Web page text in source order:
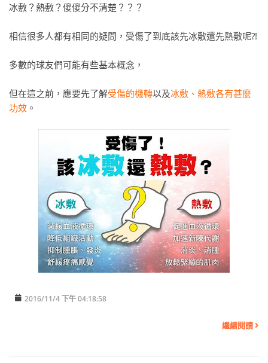
冰敷？熱敷？傻傻分不清楚？？？
相信很多人都有相同的疑問，受傷了到底該先冰敷還先熱敷呢?!
多數的球友們可能有些基本概念，
但在這之前，應要先了解受傷的機轉以及冰敷、熱敷各有甚麼
功效 。
2016/11/4 下午 04:18:58
繼續閱讀